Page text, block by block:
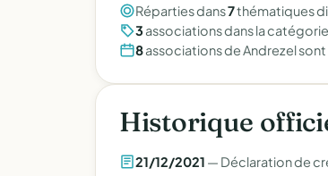
Réparties dans7thématiques
3associations dans la
8associations de Andrezel
Historique
21/12/2021 — Déclaration de